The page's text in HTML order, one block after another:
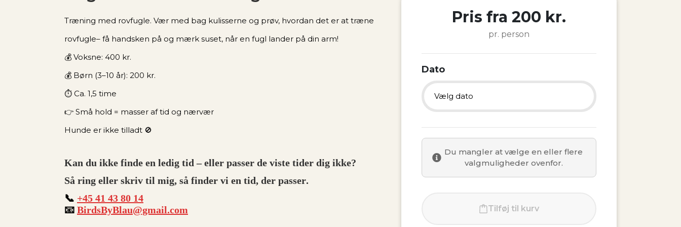
Træning med rovfugle. Vær med bag kulisserne og prøv, hvordan det er at træne
rovfugle– få handsken på og mærk suset, når en fugl lander på din arm!
💰 Voksne: 400 kr.
💰 Børn (3–10 år): 200 kr.
⏱️ Ca. 1,5 time
👉 Små hold = masser af tid og nærvær
Hunde er ikke tilladt 🚫
Kan du ikke finde en ledig tid – eller passer de viste tider dig ikke?
Så ring eller skriv til mig, så finder vi en tid, der passer.
📞 +45 41 43 80 14
📧 BirdsByBlau@gmail.com
Pris fra 200 kr.
pr. person
Dato
Vælg dato
D. 21 august
Du mangler at vælge en eller flere
valgmuligheder ovenfor.
Tilføj til kurv